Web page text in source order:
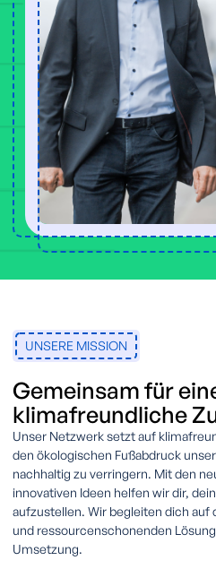
UNSERE MISSION
Gemeinsam für
klimafreundliche
Unser Netzwerk setzt auf
den ökologischen Fußabdruck
nachhaltig zu verringern. Mit den
innovativen Ideen helfen wir dir,
aufzustellen. Wir begleiten dich auf
und ressourcenschonenden
Umsetzung.